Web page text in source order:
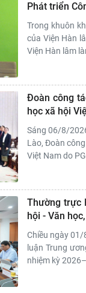
Phát triển
Trong khuôn
của Viện Hàn
Viện Hàn lâm
Đoàn công
học xã hội
Sáng 06/8/
Lào, Đoàn
Việt Nam do
Thường trực
hội - Văn
Chiều ngày 01/
luận Trung
nhiệm kỳ